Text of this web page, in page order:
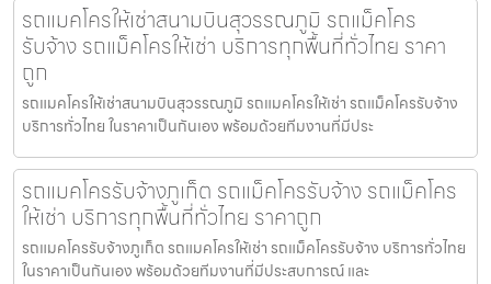
รถแมคโครให้เช่าสนามบินสุวรรณภูมิ รถแม็คโคร
รับจ้าง รถแม็คโครให้เช่า บริการทุกพื้นที่ทั่วไทย ราคา
ถูก
รถแมคโครให้เช่าสนามบินสุวรรณภูมิ รถแมคโครให้เช่า รถแม็คโครรับจ้าง
บริการทั่วไทย ในราคาเป็นกันเอง พร้อมด้วยทีมงานที่มีประ
รถแมคโครรับจ้างภูเก็ต รถแม็คโครรับจ้าง รถแม็คโคร
ให้เช่า บริการทุกพื้นที่ทั่วไทย ราคาถูก
รถแมคโครรับจ้างภูเก็ต รถแมคโครให้เช่า รถแม็คโครรับจ้าง บริการทั่วไทย
ในราคาเป็นกันเอง พร้อมด้วยทีมงานที่มีประสบการณ์ และ